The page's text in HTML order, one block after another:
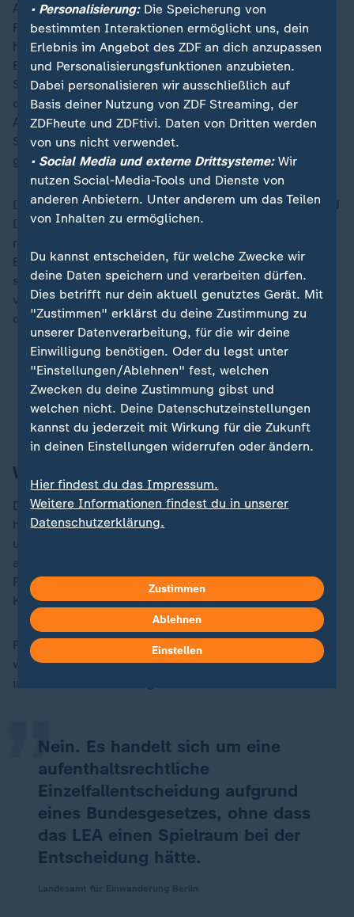
Auflagen erfüllen. Das klingt erstmal nach reinen
Formalien, die die russischen Journalisten nicht erfüllt
haben. Eine ZDFheute-Anfrage an das Landesamt für
Einwanderung beantwortet zunächst die Berliner
Senatsverwaltung des Inneren. Dort erklärt man, dass
den beiden russischen Journalisten die
Aufenthaltserlaubnis nicht verlängert werde, weil der
Sender Perwy Kanal im neunten EU-Sanktionspaket
gelistet werde.
Der Vorwurf: Der Erste Kanal verbreite Propaganda und
Desinformation. Das betreffe auch zwei weitere
russische Journalisten, denen ihre ablehnenden
Bescheide bereits früher im Jahr zugestellt worden
seien. Es geht also um das turnusgemäße Auslaufen
von Aufenthaltstiteln, die wegen der Sanktionspakete
der EU nicht verlängert werden.
Fake News aus Moskau:Die stetige Quelle
russischer Desinformation
Riesiges Netzwerk aufgedeckt:
Russische Fake-
News-Seiten fluten das Internet
Waren Bundesbehörden involviert?
Das klingt nicht nach Formalien, sondern nach
handfesten Vorwürfen, die auf EU-Ebene entschieden
und vom Landesamt umgesetzt wurden. Das LEA geht
also mit Aufenthaltsrecht gegen Propaganda vor.
Rechtlich möglich, aber mit politisch weitreichenden
Konsequenzen.
Fragt sich, ob die Bundesbehörden eingebunden
waren. Die Antwort des Landesamts für Einwanderung
in Berlin auf eine Anfrage von ZDFheute lautet:
Nein. Es handelt sich um eine
aufenthaltsrechtliche
Einzelfallentscheidung aufgrund
eines Bundesgesetzes, ohne dass
das LEA einen Spielraum bei der
Entscheidung hätte.
„
• Personalisierung:Die Speicherung von
bestimmten Interaktionen ermöglicht uns, dein
Erlebnis im Angebot des ZDF an dich anzupassen
und Personalisierungsfunktionen anzubieten.
Dabei personalisieren wir ausschließlich auf
Basis deiner Nutzung von ZDF Streaming, der
ZDFheute und ZDFtivi. Daten von Dritten werden
von uns nicht verwendet.
• Social Media und externe Drittsysteme:Wir
nutzen Social-Media-Tools und Dienste von
anderen Anbietern. Unter anderem um das Teilen
von Inhalten zu ermöglichen.
Du kannst entscheiden, für welche Zwecke wir
deine Daten speichern und verarbeiten dürfen.
Dies betrifft nur dein aktuell genutztes Gerät. Mit
"Zustimmen" erklärst du deine Zustimmung zu
unserer Datenverarbeitung, für die wir deine
Einwilligung benötigen. Oder du legst unter
"Einstellungen/Ablehnen" fest, welchen
Zwecken du deine Zustimmung gibst und
welchen nicht. Deine Datenschutzeinstellungen
kannst du jederzeit mit Wirkung für die Zukunft
in deinen Einstellungen widerrufen oder ändern.
Hier findest du das Impressum.
Weitere Informationen findest du in unserer
Datenschutzerklärung.
Zustimmen
Ablehnen
Einstellen